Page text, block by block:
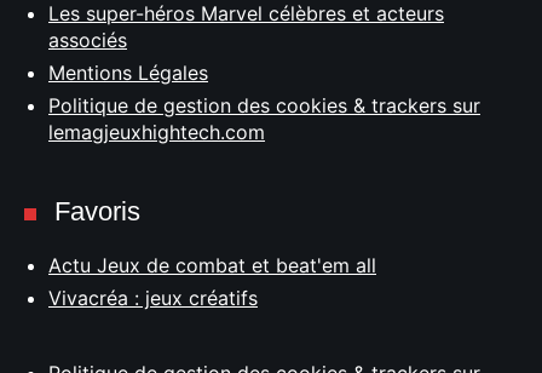
Les super-héros Marvel célèbres et acteurs
associés
Mentions Légales
Politique de gestion des cookies & trackers sur
lemagjeuxhightech.com
Favoris
Actu Jeux de combat et beat'em all
Vivacréa : jeux créatifs